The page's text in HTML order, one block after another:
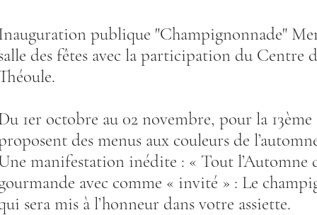
publique "Champignonnade"
des fêtes avec la participation du Centre
1er octobre au 02 novembre, pour la
des menus aux couleurs de
manifestation inédite : « Tout l’Automne
avec comme « invité » : Le
sera mis à l’honneur dans votre assiette.